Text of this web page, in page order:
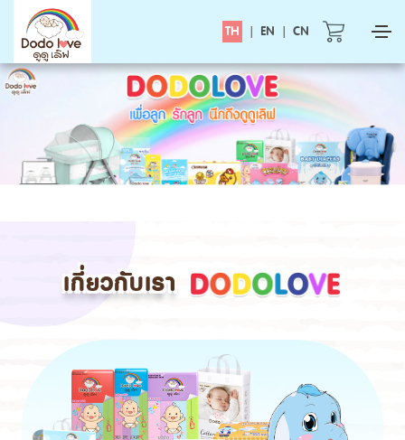
TH | EN | CN
เกี่ยวกับเรา